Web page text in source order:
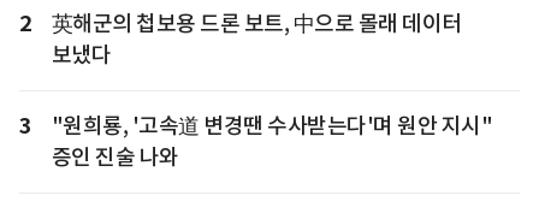
2
英해군의 첩보용 드론 보트, 中으로 몰래 데이터
보냈다
3
"원희룡, '고속道 변경땐 수사받는다'며 원안 지시"
증인 진술 나와